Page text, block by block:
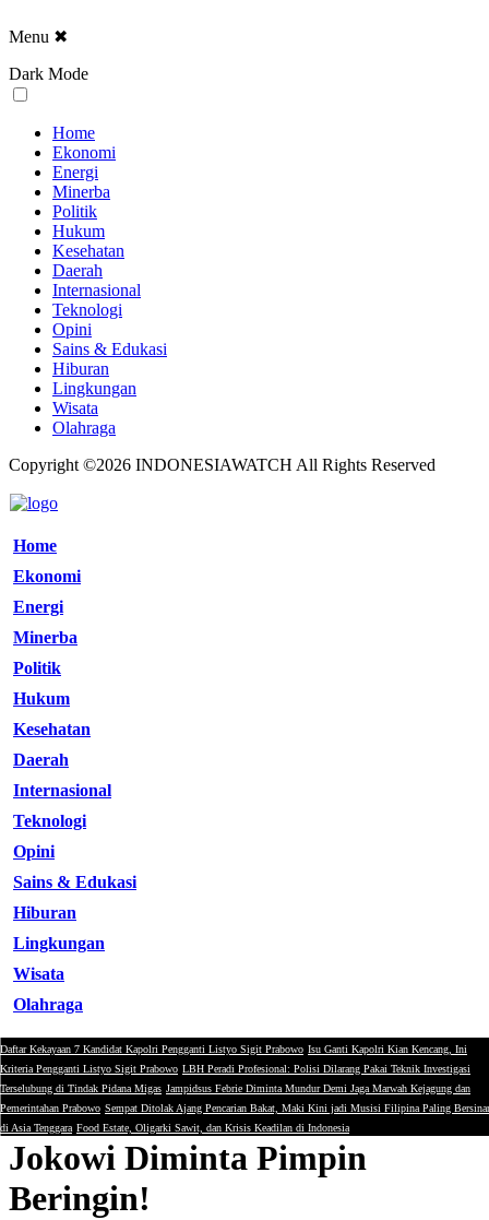
Menu ✖
Dark Mode
Home
Ekonomi
Energi
Minerba
Politik
Hukum
Kesehatan
Daerah
Internasional
Teknologi
Opini
Sains & Edukasi
Hiburan
Lingkungan
Wisata
Olahraga
Copyright ©2026 INDONESIAWATCH All Rights Reserved
Home
Ekonomi
Energi
Minerba
Politik
Hukum
Kesehatan
Daerah
Internasional
Teknologi
Opini
Sains & Edukasi
Hiburan
Lingkungan
Wisata
Olahraga
Daftar Kekayaan 7 Kandidat Kapolri Pengganti Listyo Sigit Prabowo Isu Ganti Kapolri Kian Kencang, Ini
Kriteria Pengganti Listyo Sigit Prabowo LBH Peradi Profesional: Polisi Dilarang Pakai Teknik Investigasi
Terselubung di Tindak Pidana Migas Jampidsus Febrie Diminta Mundur Demi Jaga Marwah Kejagung dan
Pemerintahan Prabowo Sempat Ditolak Ajang Pencarian Bakat, Maki Kini jadi Musisi Filipina Paling Bersinar
di Asia Tenggara Food Estate, Oligarki Sawit, dan Krisis Keadilan di Indonesia
Politik
Detik-detik Munaslub Golkar,
Jokowi Diminta Pimpin
Beringin!